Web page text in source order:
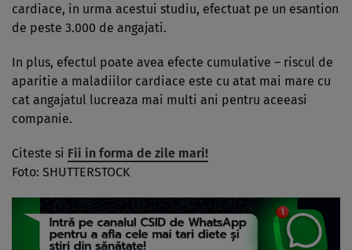
cardiace, in urma acestui studiu, efectuat pe un esantion
de peste 3.000 de angajati.
In plus, efectul poate avea efecte cumulative – riscul de
aparitie a maladiilor cardiace este cu atat mai mare cu
cat angajatul lucreaza mai multi ani pentru aceeasi
companie.
Citeste si Fii in forma de zile mari!
Foto: SHUTTERSTOCK